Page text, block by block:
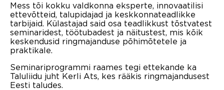
Mess tõi kokku valdkonna eksperte, innovaatilisi
ettevõtteid, talupidajad ja keskkonnateadlikke
tarbijaid. Külastajad said osa teadlikkust tõstvatest
seminaridest, töötubadest ja näitustest, mis kõik
keskendusid ringmajanduse põhimõtetele ja
praktikale.
Seminariprogrammi raames tegi ettekande ka
Taluliidu juht Kerli Ats, kes rääkis ringmajandusest
Eesti taludes.